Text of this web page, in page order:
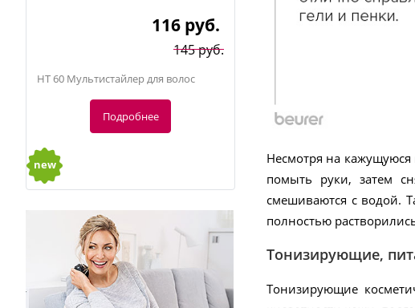
116 руб.
145 руб.
HT 60 Мультистайлер для волос
Подробнее
new
Несмотря на кажущуюся
помыть руки, затем
смешиваются с водой.
полностью
Тонизирующие,
Тонизирующие